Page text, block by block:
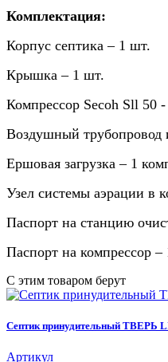
Комплектация:
Корпус септика – 1 шт.
Крышка – 1 шт.
Компрессор Secoh Sll 50
Воздушный
Ершовая загрузка – 1
Узел системы аэрации в
Паспорт на станцию
Паспорт на компрессор –
С этим товаром берут
Септик принудительный ТВЕРЬ
Артикул